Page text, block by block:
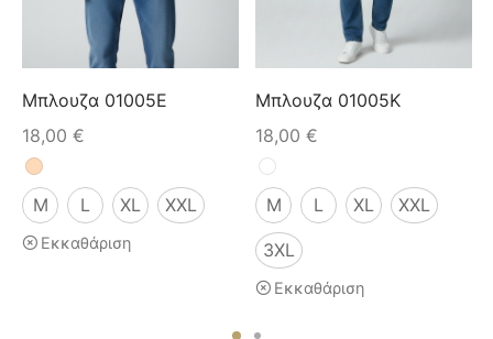
Μπλουζα 01005E
18,00 €
M L XL XXL
Εκκαθάριση
Μπλουζα 01005K
18,00 €
M L XL XXL
3XL
Εκκαθάριση